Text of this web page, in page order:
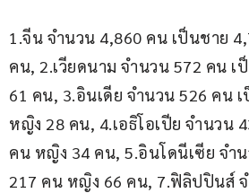
1.จีน จำนวน 4,860 คน เป็นชาย
คน, 2.เวียดนาม จำนวน 572 คน
61 คน, 3.อินเดีย จำนวน 526 คน
หญิง 28 คน, 4.เอธิโอเปีย จำนวน
คน หญิง 34 คน, 5.อินโดนีเซีย จำ
217 คน หญิง 66 คน, 7.ฟิลิปปินส์